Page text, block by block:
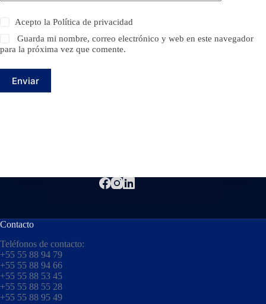
Acepto laPolítica de privacidad
Guarda mi nombre, correo electrónico y web en este navegador
para la próxima vez que comente.
Enviar
Contacto
Teléfonos de contacto:
+55 55 88 94 79
+55 55 88 94 66
+55 55 88 53 45
+55 55 88 55 28
+55 55 88 95 49